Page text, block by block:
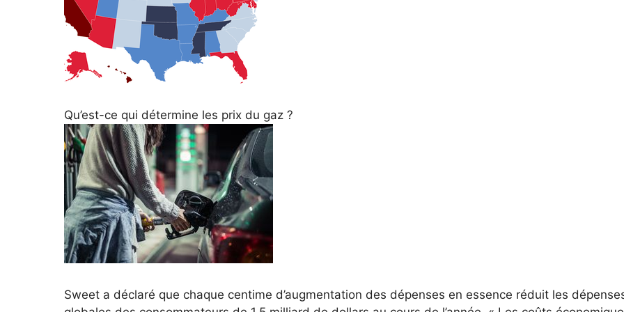
Qu’est-ce qui détermine les prix du gaz ?
Sweet a déclaré que chaque centime d’augmentation des dépenses en essence réduit les